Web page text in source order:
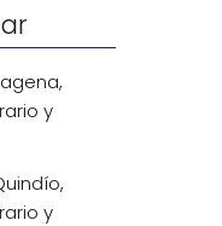
y
y